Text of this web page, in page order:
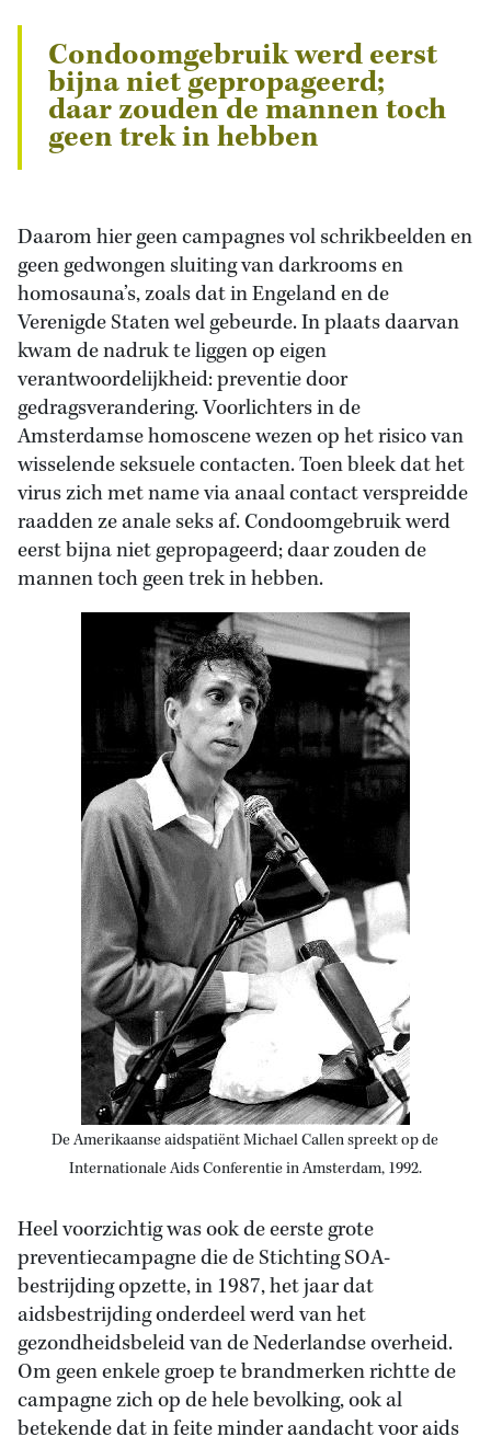
Condoomgebruik werd eerst
bijna niet gepropageerd;
daar zouden de mannen toch
geen trek in hebben
Daarom hier geen campagnes vol schrikbeelden en
geen gedwongen sluiting van darkrooms en
homosauna’s, zoals dat in Engeland en de
Verenigde Staten wel gebeurde. In plaats daarvan
kwam de nadruk te liggen op eigen
verantwoordelijkheid: preventie door
gedragsverandering. Voorlichters in de
Amsterdamse homoscene wezen op het risico van
wisselende seksuele contacten. Toen bleek dat het
virus zich met name via anaal contact verspreidde
raadden ze anale seks af. Condoomgebruik werd
eerst bijna niet gepropageerd; daar zouden de
mannen toch geen trek in hebben.
De Amerikaanse aidspatiënt Michael Callen spreekt op de
Internationale Aids Conferentie in Amsterdam, 1992.
Heel voorzichtig was ook de eerste grote
preventiecampagne die de Stichting SOA-
bestrijding opzette, in 1987, het jaar dat
aidsbestrijding onderdeel werd van het
gezondheidsbeleid van de Nederlandse overheid.
Om geen enkele groep te brandmerken richtte de
campagne zich op de hele bevolking, ook al
betekende dat in feite minder aandacht voor aids